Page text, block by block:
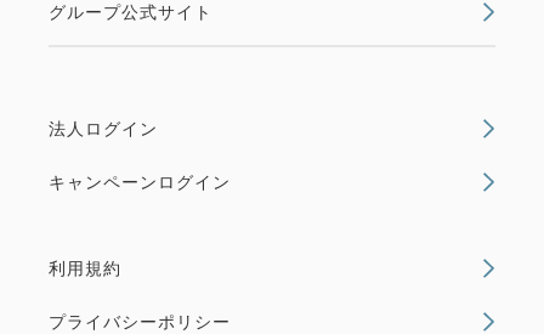
グループ公式サイト
法人ログイン
キャンペーンログイン
利用規約
プライバシーポリシー